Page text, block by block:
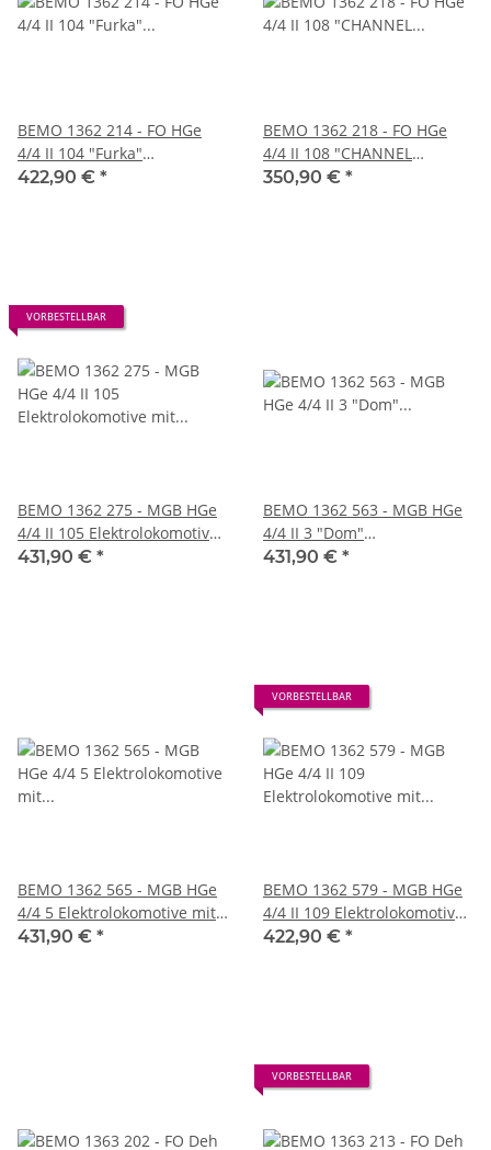
BEMO 1362 214 - FO HGe
4/4 II 104 "Furka"
Elektrolokomotive mit
422,90 € *
BEMO 1362 218 - FO HGe
4/4 II 108 "CHANNEL
TUNNEL" Elektrolokomotive
350,90 € *
VORBESTELLBAR
BEMO 1362 275 - MGB HGe
4/4 II 105 Elektrolokomotive
mit Zahnradantrieb, rot
431,90 € *
BEMO 1362 563 - MGB HGe
4/4 II 3 "Dom"
Elektrolokomotive mit
431,90 € *
BEMO 1362 565 - MGB HGe
4/4 5 Elektrolokomotive mit
Zahnradantrieb, rot/weiss
431,90 € *
VORBESTELLBAR
BEMO 1362 579 - MGB HGe
4/4 II 109 Elektrolokomotive
mit Zahnradantrieb, rot
422,90 € *
VORBESTELLBAR